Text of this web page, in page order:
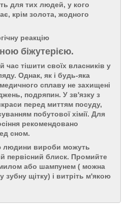
для тих людей, у кого
крім золота, жодного
реакцію
біжутерією.
тішити своїх власників у
Однак, як і будь-яка
сплаву не захищені
подряпин. У зв'язку з
перед миттям посуду,
побутової хімії. Для
рекомендовано
сном.
людини вироби можуть
первісний блиск. Промийте
милом або шампунем ( можна
зубну щітку) і витріть м'якою